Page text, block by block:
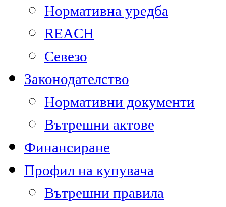
Нормативна уредба
REACH
Севезо
Законодателство
Нормативни документи
Вътрешни актове
Финансиране
Профил на купувача
Вътрешни правила